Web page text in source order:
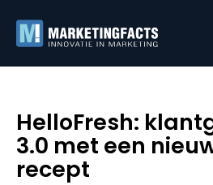
HelloFresh:
3.0 met een
recept